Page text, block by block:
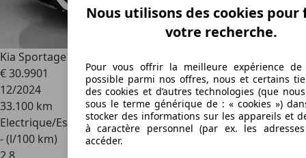
Kia Sportage1.6 T-GDi 48V 7DCT GT Line
€ 30.9901
12/2024
33.100 km
Electrique/Essence
- (l/100 km)
Nous utilisons des cookies
votre recherche.
Pour vous offrir la meilleure expérience de
possible parmi nos offres, nous et certains
des cookies et d’autres technologies (que
sous le terme générique de : « cookies »)
stocker des informations sur les appareils et
à caractère personnel (par ex. les
accéder.